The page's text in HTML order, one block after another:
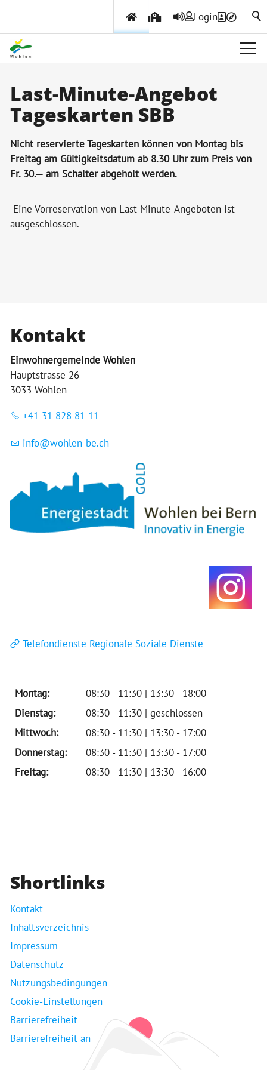
Login
Über Wohlen
Aktuelles
Gemeindeinfo
Wohlener Hecht
Geschichte
Projekte & Beiträge
Themen & Services
Last-Minute-Angebot
Tageskarten SBB
Nicht reservierte Tageskarten können von Montag bis
Freitag am Gültigkeitsdatum ab 8.30 Uhr zum Preis von
Fr. 30.— am Schalter abgeholt werden.
Eine Vorreservation von Last-Minute-Angeboten ist
ausgeschlossen.
Kontakt
Einwohnergemeinde Wohlen
Hauptstrasse 26
3033 Wohlen
+41 31 828 81 11
nf w hl n-b ch
Telefondienste Regionale Soziale Dienste
Montag:
08:30 - 11:30 | 13:30 - 18:00
Dienstag:
08:30 - 11:30 | geschlossen
Mittwoch:
08:30 - 11:30 | 13:30 - 17:00
Donnerstag:
08:30 - 11:30 | 13:30 - 17:00
Freitag:
08:30 - 11:30 | 13:30 - 16:00
Shortlinks
Kontakt
Inhaltsverzeichnis
Impressum
Datenschutz
Nutzungsbedingungen
Cookie-Einstellungen
Barrierefreiheit
Barrierefreiheit an